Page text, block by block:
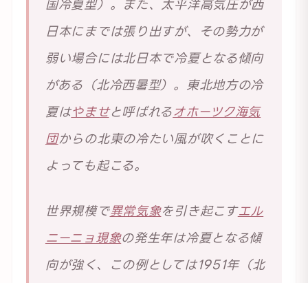
国冷夏型）。また、太平洋高気圧が西
日本にまでは張り出すが、その勢力が
弱い場合には北日本で冷夏となる傾向
がある（北冷西暑型）。東北地方の冷
夏はやませと呼ばれるオホーツク海気
団からの北東の冷たい風が吹くことに
よっても起こる。
世界規模で異常気象を引き起こすエル
ニーニョ現象の発生年は冷夏となる傾
向が強く、この例としては1951年（北